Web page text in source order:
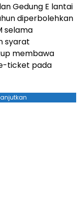
Gedung E lantai
diperbolehkan
selama
syarat
membawa
ticket pada